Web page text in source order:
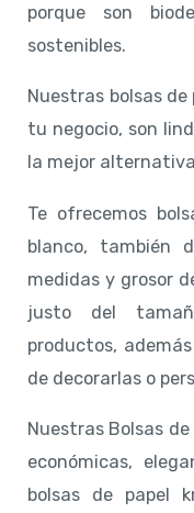
porque son
sostenibles.
Nuestras bolsas
tu negocio, son
la mejor
Te ofrecemos
blanco, también
medidas y grosor
justo del
productos,
de decorarlas o
Nuestras Bolsas
económicas,
bolsas de papel